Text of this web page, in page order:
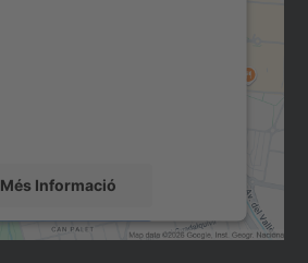
Més Informació
Accepta